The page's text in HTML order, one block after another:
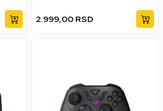
2.999,00 RSD